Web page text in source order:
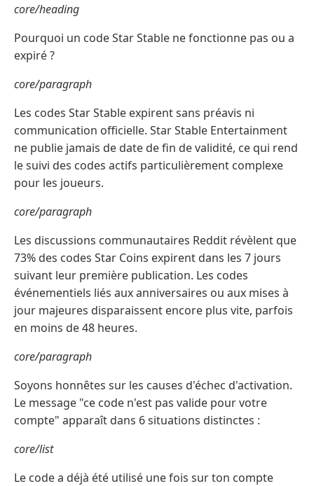
core/heading
Pourquoi un code Star Stable ne fonctionne pas ou a
expiré ?
core/paragraph
Les codes Star Stable expirent sans préavis ni
communication officielle. Star Stable Entertainment
ne publie jamais de date de fin de validité, ce qui rend
le suivi des codes actifs particulièrement complexe
pour les joueurs.
core/paragraph
Les discussions communautaires Reddit révèlent que
73% des codes Star Coins expirent dans les 7 jours
suivant leur première publication. Les codes
événementiels liés aux anniversaires ou aux mises à
jour majeures disparaissent encore plus vite, parfois
en moins de 48 heures.
core/paragraph
Soyons honnêtes sur les causes d'échec d'activation.
Le message "ce code n'est pas valide pour votre
compte" apparaît dans 6 situations distinctes :
core/list
Le code a déjà été utilisé une fois sur ton compte